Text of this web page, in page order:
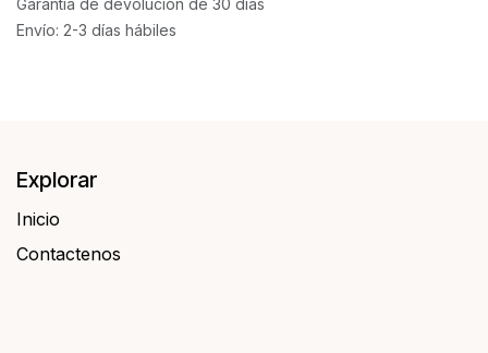
Garantía de devolución de 30 días
Envío: 2-3 días hábiles
Explorar
Inicio
Contactenos​​